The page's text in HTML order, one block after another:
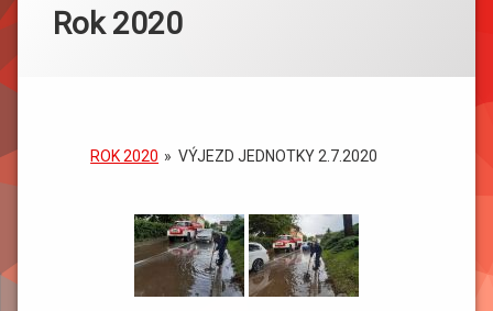
Rok 2020
ROK 2020 » VÝJEZD JEDNOTKY 2.7.2020